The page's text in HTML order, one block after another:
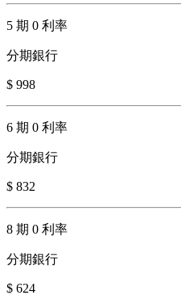
5 期 0 利率
分期銀行
$ 998
6 期 0 利率
分期銀行
$ 832
8 期 0 利率
分期銀行
$ 624